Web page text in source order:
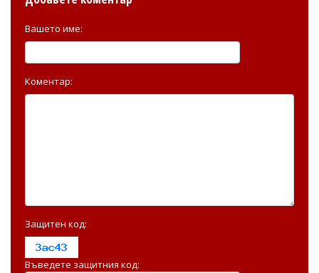
Вашето име:
Коментар:
Защитен код:
Въведете защитния код: